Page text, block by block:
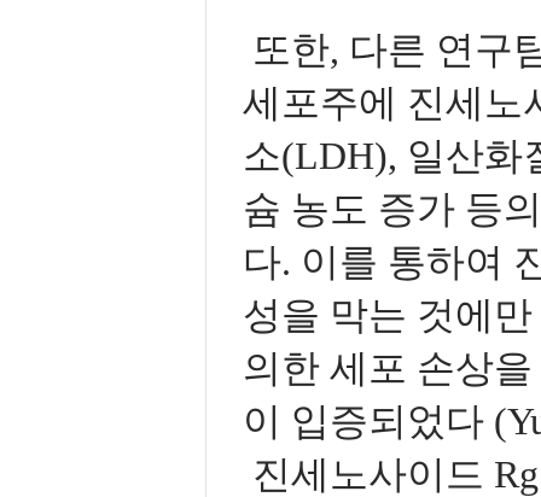
또한, 다른 연구
세포주에 진세노
소(LDH), 일산화
슘 농도 증가 등
다. 이를 통하여
성을 막는 것에
의한 세포 손상
이 입증되었다
진세노사이드